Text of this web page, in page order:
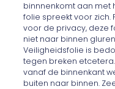
binnnenkomt aan met
folie spreekt voor
voor de privacy, deze
niet naar binnen
Veiligheidsfolie is
tegen breken
vanaf de binnenkant
buiten naar binnen.